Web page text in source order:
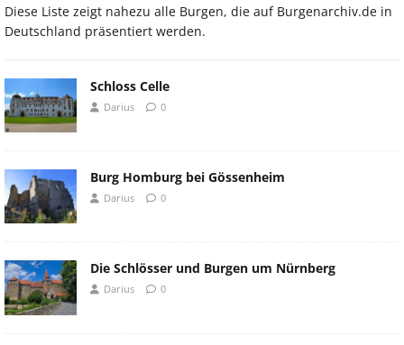
Diese Liste zeigt nahezu alle Burgen, die auf Burgenarchiv.de in
Deutschland präsentiert werden.
Schloss Celle
Darius 0
Burg Homburg bei Gössenheim
Darius 0
Die Schlösser und Burgen um Nürnberg
Darius 0